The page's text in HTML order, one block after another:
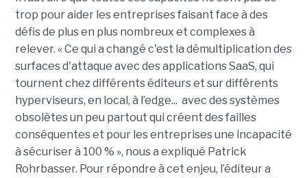
trop pour aider les entreprises faisant face à des
défis de plus en plus nombreux et complexes à
relever. « Ce qui a changé c'est la démultiplication des
surfaces d'attaque avec des applications SaaS, qui
tournent chez différents éditeurs et sur différents
hyperviseurs, en local, à l’edge... avec des systèmes
obsolètes un peu partout qui créent des failles
conséquentes et pour les entreprises une incapacité
à sécuriser à 100 % », nous a expliqué Patrick
Rohrbasser. Pour répondre à cet enjeu, l’éditeur a